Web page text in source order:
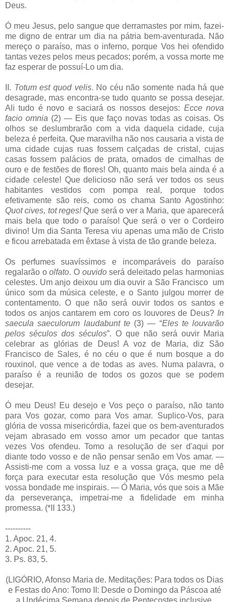
Deus.
Ó meu Jesus, pelo sangue que derramastes por mim, fazei-
me digno de entrar um dia na pátria bem-aventurada. Não
mereço o paraíso, mas o inferno, porque Vos hei ofendido
tantas vezes pelos meus pecados; porém, a vossa morte me
faz esperar de possuí-Lo um dia.
II. Totum est quod velis. No céu não somente nada há que
desagrade, mas encontra-se tudo quanto se possa desejar.
Ali tudo é novo e saciará os nossos desejos: Ecce nova
facio omnia (2) — Eis que faço novas todas as coisas. Os
olhos se deslumbrarão com a vida daquela cidade, cuja
beleza é perfeita. Que maravilha não nos causaria a vista de
uma cidade cujas ruas fossem calçadas de cristal, cujas
casas fossem palácios de prata, ornados de cimalhas de
ouro e de festões de flores! Oh, quanto mais bela ainda é a
cidade celeste! Que delicioso não será ver todos os seus
habitantes vestidos com pompa real, porque todos
efetivamente são reis, como os chama Santo Agostinho:
Quot cives, tot reges!Que será o ver a Maria, que aparecerá
mais bela que todo o paraíso! Que será o ver o Cordeiro
divino! Um dia Santa Teresa viu apenas uma mão de Cristo
e ficou arrebatada em êxtase à vista de tão grande beleza.
Os perfumes suavíssimos e incomparáveis do paraíso
regalarão oolfato. O ouvidoserá deleitado pelas harmonias
celestes. Um anjo deixou um dia ouvir a São Francisco um
único som da música celeste, e o Santo julgou morrer de
contentamento. O que não será ouvir todos os santos e
todos os anjos cantarem em coro os louvores de Deus? In
saecula saeculorum laudabunt te(3) — “Eles te louvarão
pelos séculos dos séculos”. O que não será ouvir Maria
celebrar as glórias de Deus! A voz de Maria, diz São
Francisco de Sales, é no céu o que é num bosque a do
rouxinol, que vence a de todas as aves. Numa palavra, o
paraíso é a reunião de todos os gozos que se podem
desejar.
Ó meu Deus! Eu desejo e Vos peço o paraíso, não tanto
para Vos gozar, como para Vos amar. Suplico-Vos, para
glória de vossa misericórdia, fazei que os bem-aventurados
vejam abrasado em vosso amor um pecador que tantas
vezes Vos ofendeu. Tomo a resolução de ser d'aqui por
diante todo vosso e de não pensar senão em Vos amar. —
Assisti-me com a vossa luz e a vossa graça, que me dê
força para executar esta resolução que Vós mesmo pela
vossa bondade me inspirais. — Ó Maria, vós que sois a Mãe
da perseverança, impetrai-me a fidelidade em minha
promessa. (*II 133.)
----------
1. Apoc. 21, 4.
2. Apoc. 21, 5.
3. Ps. 83, 5.
(LIGÓRIO, Afonso Maria de. Meditações: Para todos os Dias
e Festas do Ano: Tomo II: Desde o Domingo da Páscoa até